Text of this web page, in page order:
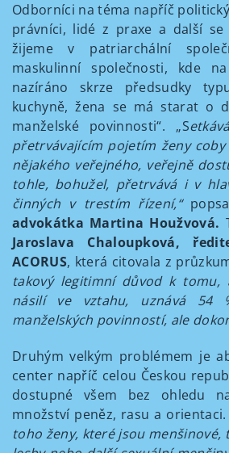
Odborníci na téma napříč
právníci, lidé z praxe a další
žijeme v patriarchální
maskulinní společnosti, kde
nazíráno skrze předsudky
kuchyně, žena se má starat o
manželské povinnosti“. „S
přetrvávajícím pojetím ženy
nějakého veřejného, veřejně
tohle, bohužel, přetrvává i v
činných v trestím řízení,“
advokátka Martina Houžvová.
Jaroslava Chaloupková,
ACORUS, která citovala z
takový legitimní důvod k tomu,
násilí ve vztahu, uznává 54
manželských povinností, ale
Druhým velkým problémem je
center napříč celou Českou
dostupné všem bez ohledu
množství peněz, rasu a orientaci.
toho ženy, které jsou menšinové,